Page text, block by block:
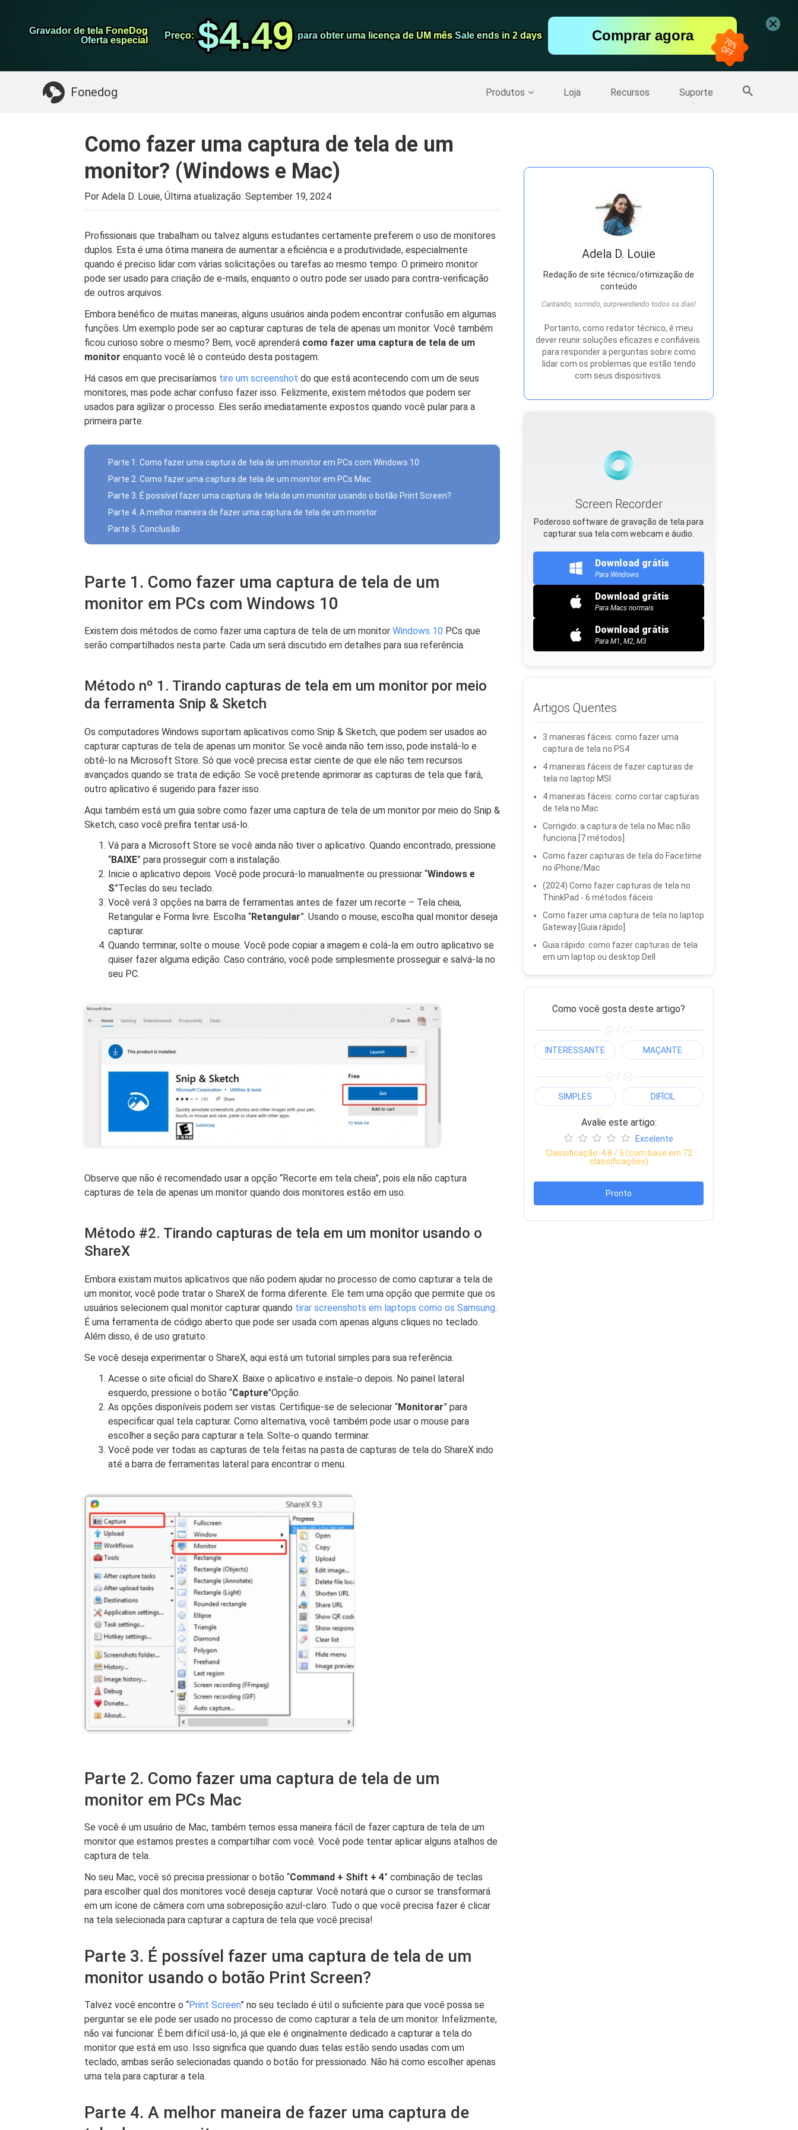
Gravador de tela FoneDog
Gravador de tela FoneDog
Oferta especial
Oferta especial Preço:
Preço: $4.49
$4.49 para obter uma licença de UM mês
para obter uma licença de UM mês Sale ends in 2 days
Sale ends in 2 days Comprar agora
Fonedog Produtos Loja Recursos Suporte
iPhone Cleaner Screen Recorder
Algo que você pode precisar: Backup do iPhone>> Mais Produtos
Como fazer uma captura de tela de um
monitor? (Windows e Mac)
Por Adela D. Louie, Última atualização: September 19, 2024
Profissionais que trabalham ou talvez alguns estudantes certamente preferem o uso de monitores
duplos. Esta é uma ótima maneira de aumentar a eficiência e a produtividade, especialmente
quando é preciso lidar com várias solicitações ou tarefas ao mesmo tempo. O primeiro monitor
pode ser usado para criação de e-mails, enquanto o outro pode ser usado para contra-verificação
de outros arquivos.
Embora benéfico de muitas maneiras, alguns usuários ainda podem encontrar confusão em algumas
funções. Um exemplo pode ser ao capturar capturas de tela de apenas um monitor. Você também
ficou curioso sobre o mesmo? Bem, você aprenderá como fazer uma captura de tela de um
monitor enquanto você lê o conteúdo desta postagem.
Há casos em que precisaríamos tire um screenshot do que está acontecendo com um de seus
monitores, mas pode achar confuso fazer isso. Felizmente, existem métodos que podem ser
usados ​​para agilizar o processo. Eles serão imediatamente expostos quando você pular para a
primeira parte.
Parte 1. Como fazer uma captura de tela de um monitor em PCs com Windows 10
Parte 2. Como fazer uma captura de tela de um monitor em PCs Mac
Parte 3. É possível fazer uma captura de tela de um monitor usando o botão Print Screen?
Parte 4. A melhor maneira de fazer uma captura de tela de um monitor
Parte 5. Conclusão
Parte 1. Como fazer uma captura de tela de um
monitor em PCs com Windows 10
Existem dois métodos de como fazer uma captura de tela de um monitor Windows 10 PCs que
serão compartilhados nesta parte. Cada um será discutido em detalhes para sua referência.
Método nº 1. Tirando capturas de tela em um monitor por meio
da ferramenta Snip & Sketch
Os computadores Windows suportam aplicativos como Snip & Sketch, que podem ser usados ​​ao
capturar capturas de tela de apenas um monitor. Se você ainda não tem isso, pode instalá-lo e
obtê-lo na Microsoft Store. Só que você precisa estar ciente de que ele não tem recursos
avançados quando se trata de edição. Se você pretende aprimorar as capturas de tela que fará,
outro aplicativo é sugerido para fazer isso.
Aqui também está um guia sobre como fazer uma captura de tela de um monitor por meio do Snip &
Sketch, caso você prefira tentar usá-lo.
Vá para a Microsoft Store se você ainda não tiver o aplicativo. Quando encontrado, pressione
“BAIXE” para prosseguir com a instalação.
Inicie o aplicativo depois. Você pode procurá-lo manualmente ou pressionar “Windows e
S”Teclas do seu teclado.
Você verá 3 opções na barra de ferramentas antes de fazer um recorte – Tela cheia,
Retangular e Forma livre. Escolha “Retangular”. Usando o mouse, escolha qual monitor deseja
capturar.
Quando terminar, solte o mouse. Você pode copiar a imagem e colá-la em outro aplicativo se
quiser fazer alguma edição. Caso contrário, você pode simplesmente prosseguir e salvá-la no
seu PC.
Observe que não é recomendado usar a opção “Recorte em tela cheia”, pois ela não captura
capturas de tela de apenas um monitor quando dois monitores estão em uso.
Método #2. Tirando capturas de tela em um monitor usando o
ShareX
Embora existam muitos aplicativos que não podem ajudar no processo de como capturar a tela de
um monitor, você pode tratar o ShareX de forma diferente. Ele tem uma opção que permite que os
usuários selecionem qual monitor capturar quando tirar screenshots em laptops como os Samsung.
É uma ferramenta de código aberto que pode ser usada com apenas alguns cliques no teclado.
Além disso, é de uso gratuito.
Se você deseja experimentar o ShareX, aqui está um tutorial simples para sua referência.
Acesse o site oficial do ShareX. Baixe o aplicativo e instale-o depois. No painel lateral
esquerdo, pressione o botão “Capture"Opção.
As opções disponíveis podem ser vistas. Certifique-se de selecionar “Monitorar” para
especificar qual tela capturar. Como alternativa, você também pode usar o mouse para
escolher a seção para capturar a tela. Solte-o quando terminar.
Você pode ver todas as capturas de tela feitas na pasta de capturas de tela do ShareX indo
até a barra de ferramentas lateral para encontrar o menu.
Parte 2. Como fazer uma captura de tela de um
monitor em PCs Mac
Se você é um usuário de Mac, também temos essa maneira fácil de fazer captura de tela de um
monitor que estamos prestes a compartilhar com você. Você pode tentar aplicar alguns atalhos de
captura de tela.
No seu Mac, você só precisa pressionar o botão “Command + Shift + 4” combinação de teclas
para escolher qual dos monitores você deseja capturar. Você notará que o cursor se transformará
em um ícone de câmera com uma sobreposição azul-claro. Tudo o que você precisa fazer é clicar
na tela selecionada para capturar a captura de tela que você precisa!
Parte 3. É possível fazer uma captura de tela de um
monitor usando o botão Print Screen?
Talvez você encontre o “Print Screen” no seu teclado é útil o suficiente para que você possa se
perguntar se ele pode ser usado no processo de como capturar a tela de um monitor. Infelizmente,
não vai funcionar. É bem difícil usá-lo, já que ele é originalmente dedicado a capturar a tela do
monitor que está em uso. Isso significa que quando duas telas estão sendo usadas com um
teclado, ambas serão selecionadas quando o botão for pressionado. Não há como escolher apenas
uma tela para capturar a tela.
Parte 4. A melhor maneira de fazer uma captura de
Adela D. Louie
Redação de site técnico/otimização de
conteúdo
Cantando, sorrindo, surpreendendo todos os dias!
Portanto, como redator técnico, é meu
dever reunir soluções eficazes e confiáveis ​​
para responder a perguntas sobre como
lidar com os problemas que estão tendo
com seus dispositivos.
Screen Recorder
Poderoso software de gravação de tela para
capturar sua tela com webcam e áudio.
Download grátis
Para Windows
Download grátis
Para Macs normais
Download grátis
Para M1, M2, M3
Artigos Quentes
3 maneiras fáceis: como fazer uma
captura de tela no PS4
4 maneiras fáceis de fazer capturas de
tela no laptop MSI
4 maneiras fáceis: como cortar capturas
de tela no Mac
Corrigido: a captura de tela no Mac não
funciona [7 métodos]
Como fazer capturas de tela do Facetime
no iPhone/Mac
(2024) Como fazer capturas de tela no
ThinkPad - 6 métodos fáceis
Como fazer uma captura de tela no laptop
Gateway [Guia rápido]
Guia rápido: como fazer capturas de tela
em um laptop ou desktop Dell
Como você gosta deste artigo?
/
INTERESSANTE MAÇANTE
/
SIMPLES DIFÍCIL
Avalie este artigo:
Excelente
Classificação: 4.8 / 5 (com base em 72
classificações)
Pronto